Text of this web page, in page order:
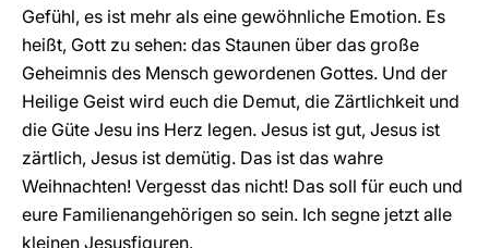
Gefühl, es ist mehr als eine gewöhnliche Emotion. Es
heißt, Gott zu sehen: das Staunen über das große
Geheimnis des Mensch gewordenen Gottes. Und der
Heilige Geist wird euch die Demut, die Zärtlichkeit und
die Güte Jesu ins Herz legen. Jesus ist gut, Jesus ist
zärtlich, Jesus ist demütig. Das ist das wahre
Weihnachten! Vergesst das nicht! Das soll für euch und
eure Familienangehörigen so sein. Ich segne jetzt alle
kleinen Jesusfiguren.